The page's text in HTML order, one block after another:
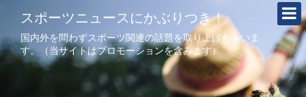
スポーツニュースにかぶりつき！
国内外を問わずスポーツ関連の話題を取り上げちゃいま
す。（当サイトはプロモーションを含みます）